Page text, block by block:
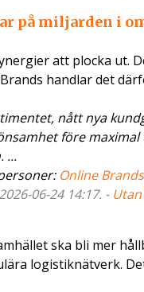
på miljarden i
att plocka ut.
handlar det
nått nya
före maximal
...
Online Brands
06-24 14:17. -
ska bli mer
logistiknätverk.